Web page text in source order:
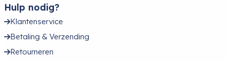
Hulp nodig?
Klantenservice
Betaling & Verzending
Retourneren